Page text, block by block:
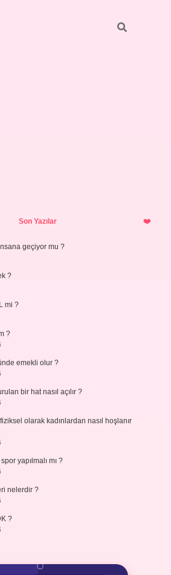
Son Yazılar
geçiyor mu ?
?
mi ?
?
emekli olur ?
bir hat nasıl açılır ?
olarak kadınlardan nasıl hoşlanır
yapılmalı mı ?
nelerdir ?
?